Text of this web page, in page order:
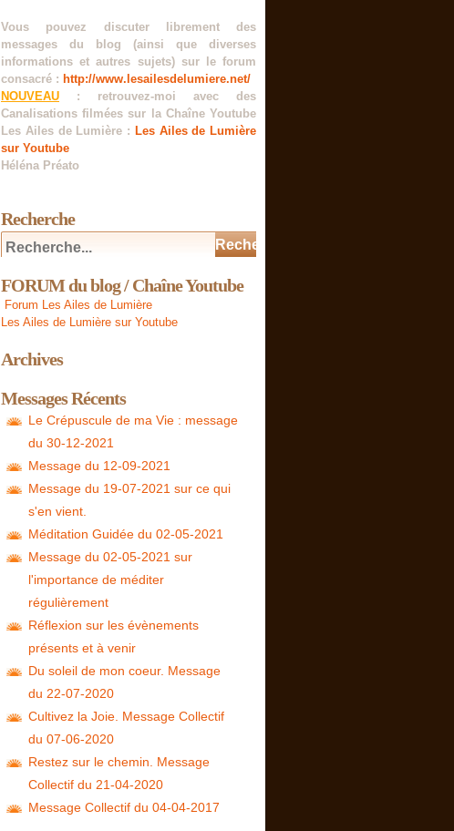
Vous pouvez discuter librement des
messages du blog (ainsi que diverses
informations et autres sujets) sur le forum
consacré : http://www.lesailesdelumiere.net/
NOUVEAU : retrouvez-moi avec des
Canalisations filmées sur la Chaîne Youtube
Les Ailes de Lumière : Les Ailes de Lumière
sur Youtube
Héléna Préato
Recherche
FORUM du blog / Chaîne Youtube
Forum Les Ailes de Lumière
Les Ailes de Lumière sur Youtube
Archives
Messages Récents
Le Crépuscule de ma Vie : message
du 30-12-2021
Message du 12-09-2021
Message du 19-07-2021 sur ce qui
s'en vient.
Méditation Guidée du 02-05-2021
Message du 02-05-2021 sur
l'importance de méditer
régulièrement
Réflexion sur les évènements
présents et à venir
Du soleil de mon coeur. Message
du 22-07-2020
Cultivez la Joie. Message Collectif
du 07-06-2020
Restez sur le chemin. Message
Collectif du 21-04-2020
Message Collectif du 04-04-2017